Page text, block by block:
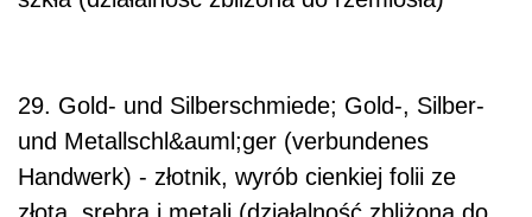
29. Gold- und Silberschmiede; Gold-, Silber-
und Metallschl&auml;ger (verbundenes
Handwerk) - złotnik, wyrób cienkiej folii ze